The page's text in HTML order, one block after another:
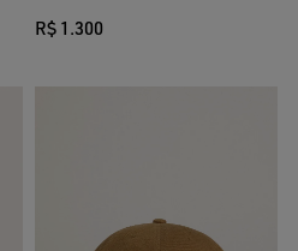
R$ 1.300